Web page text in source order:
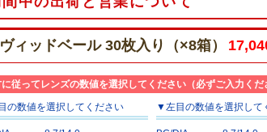
ィッドベール 30枚入り（×8箱）
従ってレンズの数値を選択してください（必ずご入力くだ
の数値を選択してください ▼左目の数値を選択して